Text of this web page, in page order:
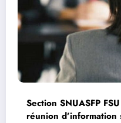
Section SNUASFP
réunion